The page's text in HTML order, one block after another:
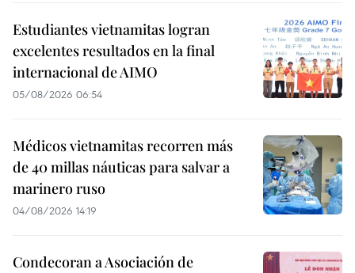
Estudiantes vietnamitas logran
excelentes resultados en la final
internacional de AIMO
05/08/2026 06:54
Médicos vietnamitas recorren más
de 40 millas náuticas para salvar a
marinero ruso
04/08/2026 14:19
Condecoran a Asociación de